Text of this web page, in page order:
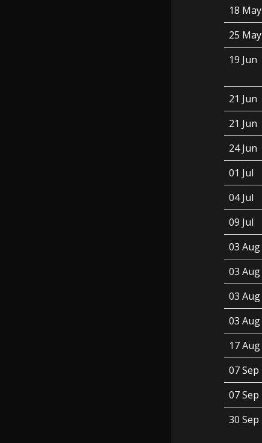
18 May
25 May
19 Jun
21 Jun
21 Jun
24 Jun
01 Jul
04 Jul
09 Jul
03 Aug
03 Aug
03 Aug
03 Aug
17 Aug
07 Sep
07 Sep
30 Sep